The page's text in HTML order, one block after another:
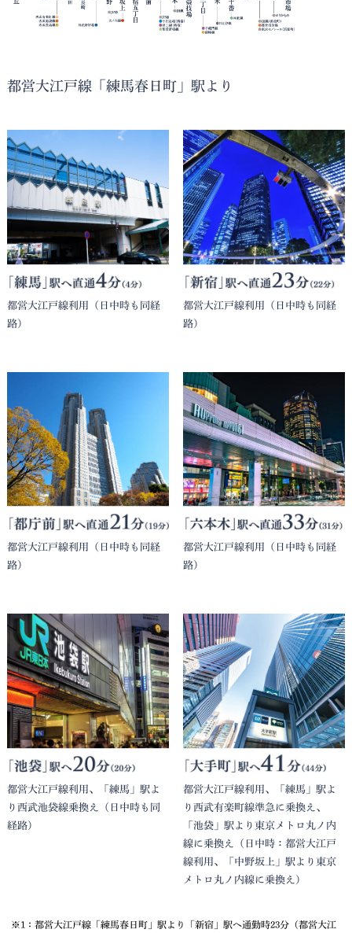
都営大江戸線「練馬春日町」駅より
都営大江戸線利用（日中時も同経
路）
都営大江戸線利用（日中時も同経
路）
都営大江戸線利用（日中時も同経
路）
都営大江戸線利用（日中時も同経
路）
都営大江戸線利用、「練馬」駅よ
り西武池袋線乗換え（日中時も同
経路）
都営大江戸線利用、「練馬」駅よ
り西武有楽町線準急に乗換え、
「池袋」駅より東京メトロ丸ノ内
線に乗換え（日中時：都営大江戸
線利用、「中野坂上」駅より東京
メトロ丸ノ内線に乗換え）
※1：都営大江戸線「練馬春日町」駅より「新宿」駅へ通勤時23分（都営大江